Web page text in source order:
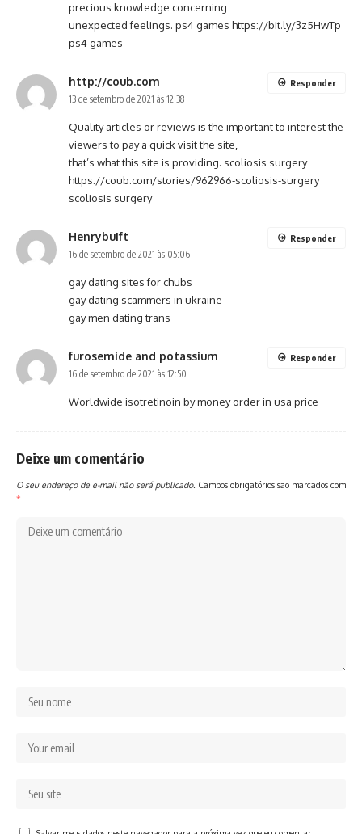
precious knowledge concerning
unexpected feelings. ps4 games https://bit.ly/3z5HwTp
ps4 games
http://coub.com
13 de setembro de 2021 às 12:38
Quality articles or reviews is the important to interest the
viewers to pay a quick visit the site,
that’s what this site is providing. scoliosis surgery
https://coub.com/stories/962966-scoliosis-surgery
scoliosis surgery
Responder
Henrybuift
16 de setembro de 2021 às 05:06
gay dating sites for chubs
gay dating scammers in ukraine
gay men dating trans
Responder
furosemide and potassium
16 de setembro de 2021 às 12:50
Worldwide isotretinoin by money order in usa price
Responder
Deixe um comentário
O seu endereço de e-mail não será publicado. Campos obrigatórios são marcados com
*